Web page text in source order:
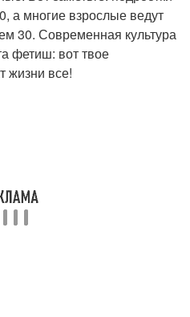
а многие взрослые ведут
30. Современная культура
фетиш: вот твое
жизни все!